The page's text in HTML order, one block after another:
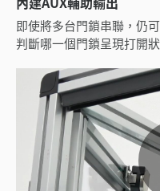
即使將多台門鎖串聯，仍
判斷哪一個門鎖呈現打開狀